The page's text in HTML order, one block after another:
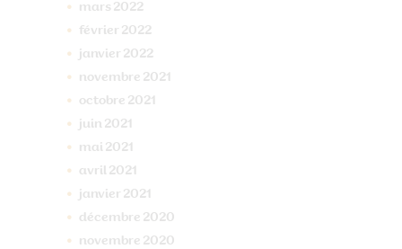
mars 2022
février 2022
janvier 2022
novembre 2021
octobre 2021
juin 2021
mai 2021
avril 2021
janvier 2021
décembre 2020
novembre 2020